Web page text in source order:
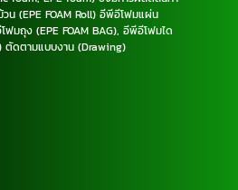
น (EPE FOAM Roll) อีพีอีโฟมแผ่น
ฟมถุง (EPE FOAM BAG), อีพีอีโฟมได
ตัดตามแบบงาน (Drawing)